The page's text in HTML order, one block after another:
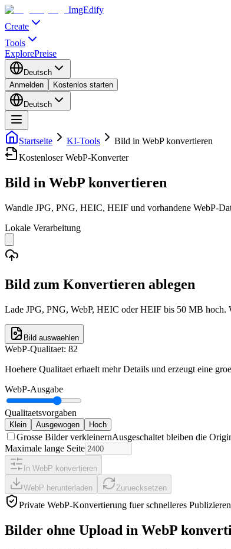
ImgEdify
Create
Tools
ExplorePreise
Deutsch
Anmelden
Kostenlos starten
Deutsch
Startseite KI-Tools
Bild in WebP konvertieren
Kostenloser WebP-Konverter
Bild in WebP konvertieren
Wandle JPG, PNG, HEIC, HEIF und vorhandene WebP-
Lokale Verarbeitung
Bild zum Konvertieren ablegen
Lade JPG, PNG, WebP, HEIC oder HEIF bis 50 MB hoch.
Bild auswaehlen
WebP-Qualitaet: 82
Hoehere Qualitaet erhaelt mehr Details und erzeugt eine
WebP-Ausgabe
Qualitaetsvorgaben
Klein Ausgewogen Hoch
Grosse Bilder verkleinernAusgeschaltet bleiben die
Maximale lange Seite
In WebP konvertieren
WebP herunterladen Zuruecksetzen
Private WebP-Konvertierung fuer schnelleres Publizieren
Bilder ohne Upload in WebP